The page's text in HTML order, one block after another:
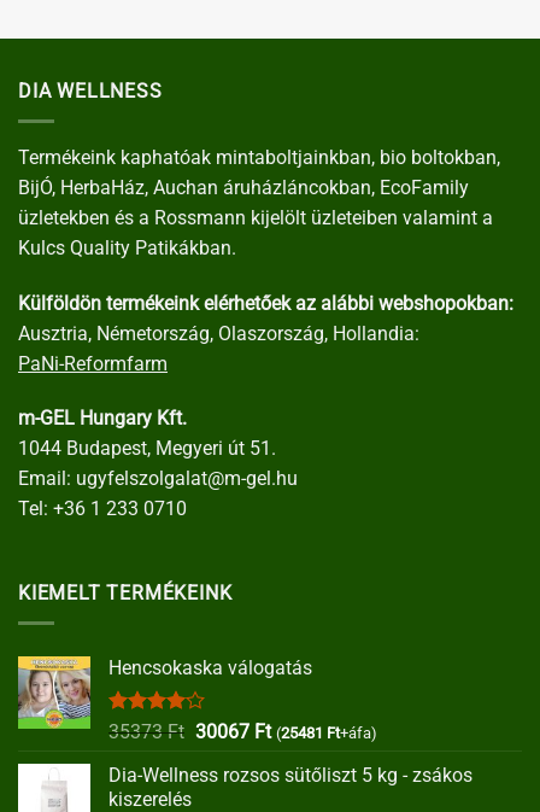
DIA WELLNESS
Termékeink kaphatóak mintaboltjainkban, bio boltokban,
BijÓ, HerbaHáz, Auchan áruházláncokban, EcoFamily
üzletekben és a Rossmann kijelölt üzleteiben valamint a
Kulcs Quality Patikákban.
Külföldön termékeink elérhetőek az alábbi webshopokban:
Ausztria, Németország, Olaszország, Hollandia:
PaNi-Reformfarm
m-GEL Hungary Kft.
1044 Budapest, Megyeri út 51.
Email: ugyfelszolgalat@m-gel.hu
Tel: +36 1 233 0710
KIEMELT TERMÉKEINK
Hencsokaska válogatás
Értékelés:
35373Ft Original
was:
30067 FtCurrent
is:
(25481 Ft+áfa)
Dia-Wellness rozsos sütőliszt 5 kg - zsákos
kiszerelés